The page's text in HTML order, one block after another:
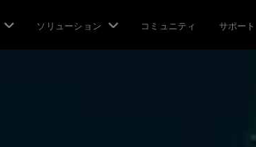
ソリューション コミュニティ サポート